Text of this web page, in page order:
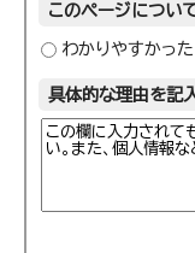
このページについ
わかりやすかった
具体的な理由を記